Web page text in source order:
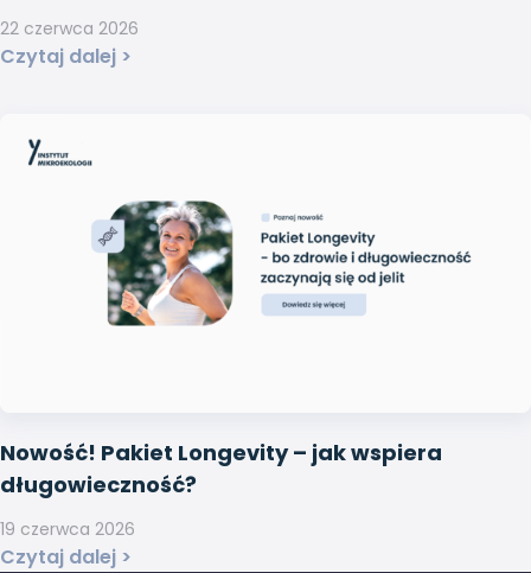
Czytaj dalej >
22 czerwca 2026
Nowość! Pakiet Longevity – jak wspiera
długowieczność?
Czytaj dalej >
19 czerwca 2026